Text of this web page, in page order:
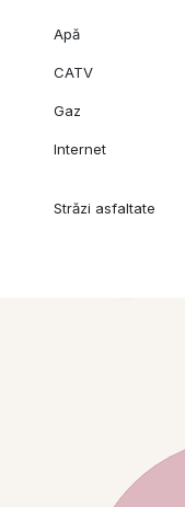
Apă
CATV
Gaz
Internet
Străzi asfaltate